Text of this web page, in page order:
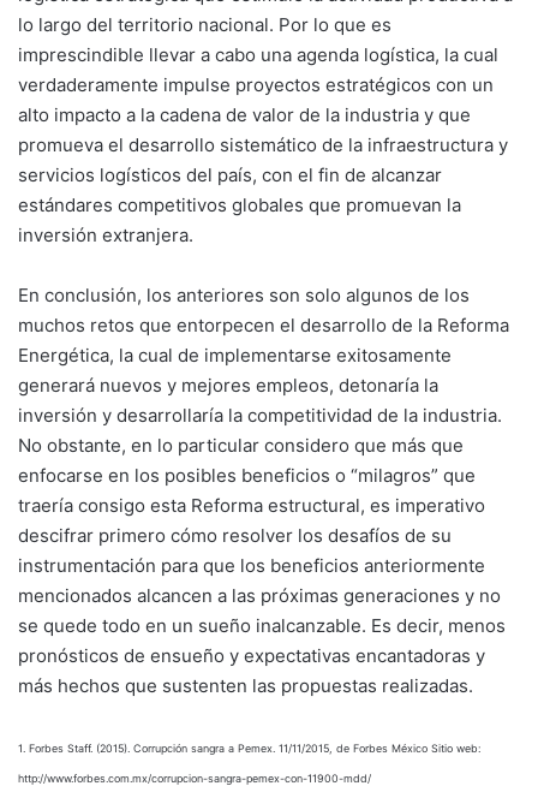
lo largo del territorio nacional. Por lo que es
imprescindible llevar a cabo una agenda logística, la cual
verdaderamente impulse proyectos estratégicos con un
alto impacto a la cadena de valor de la industria y que
promueva el desarrollo sistemático de la infraestructura y
servicios logísticos del país, con el fin de alcanzar
estándares competitivos globales que promuevan la
inversión extranjera.
En conclusión, los anteriores son solo algunos de los
muchos retos que entorpecen el desarrollo de la Reforma
Energética, la cual de implementarse exitosamente
generará nuevos y mejores empleos, detonaría la
inversión y desarrollaría la competitividad de la industria.
No obstante, en lo particular considero que más que
enfocarse en los posibles beneficios o “milagros” que
traería consigo esta Reforma estructural, es imperativo
descifrar primero cómo resolver los desafíos de su
instrumentación para que los beneficios anteriormente
mencionados alcancen a las próximas generaciones y no
se quede todo en un sueño inalcanzable. Es decir, menos
pronósticos de ensueño y expectativas encantadoras y
más hechos que sustenten las propuestas realizadas.
1. Forbes Staff. (2015). Corrupción sangra a Pemex. 11/11/2015, de Forbes México Sitio web:
http://www.forbes.com.mx/corrupcion-sangra-pemex-con-11900-mdd/